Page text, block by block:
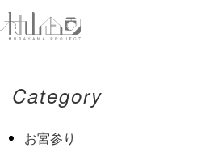
Category
お宮参り